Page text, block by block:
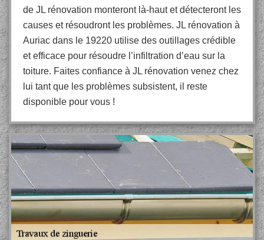
de JL rénovation monteront là-haut et détecteront les
causes et résoudront les problèmes. JL rénovation à
Auriac dans le 19220 utilise des outillages crédible
et efficace pour résoudre l’infiltration d’eau sur la
toiture. Faites confiance à JL rénovation venez chez
lui tant que les problèmes subsistent, il reste
disponible pour vous !